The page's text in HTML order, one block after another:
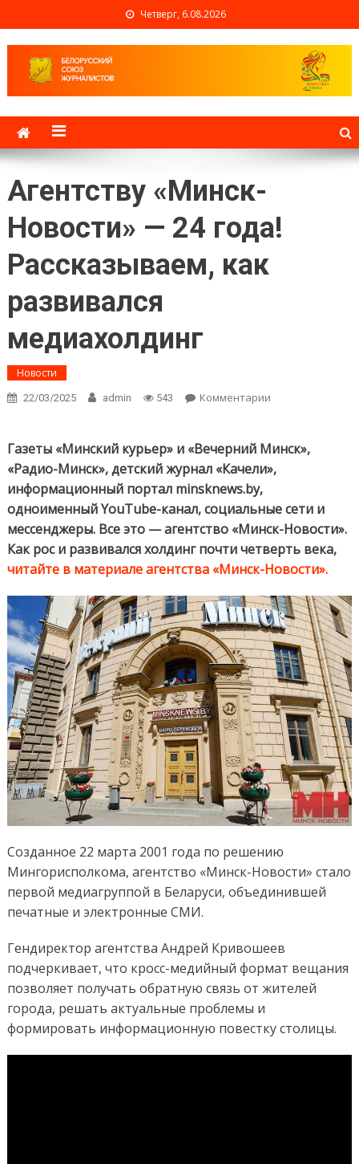
Четверг, 6.08.2026
Белорусский союз
журналистов
Агентству «Минск-
Новости» — 24 года!
Рассказываем, как
развивался
медиахолдинг
Новости
22/03/2025 admin 543 Комментарии
года!
как
медиахолдинг
Газеты «Минский курьер» и «Вечерний Минск»,
«Радио-Минск», детский журнал «Качели»,
информационный портал minsknews.by,
одноименный YouTube-канал, социальные сети и
мессенджеры. Все это — агентство «Минск-Новости».
Как рос и развивался холдинг почти четверть века,
читайте в материале агентства «Минск-Новости».
Созданное 22 марта 2001 года по решению
Мингорисполкома, агентство «Минск-Новости» стало
первой медиагруппой в Беларуси, объединившей
печатные и электронные СМИ.
Гендиректор агентства Андрей Кривошеев
подчеркивает, что кросс-медийный формат вещания
позволяет получать обратную связь от жителей
города, решать актуальные проблемы и
формировать информационную повестку столицы.